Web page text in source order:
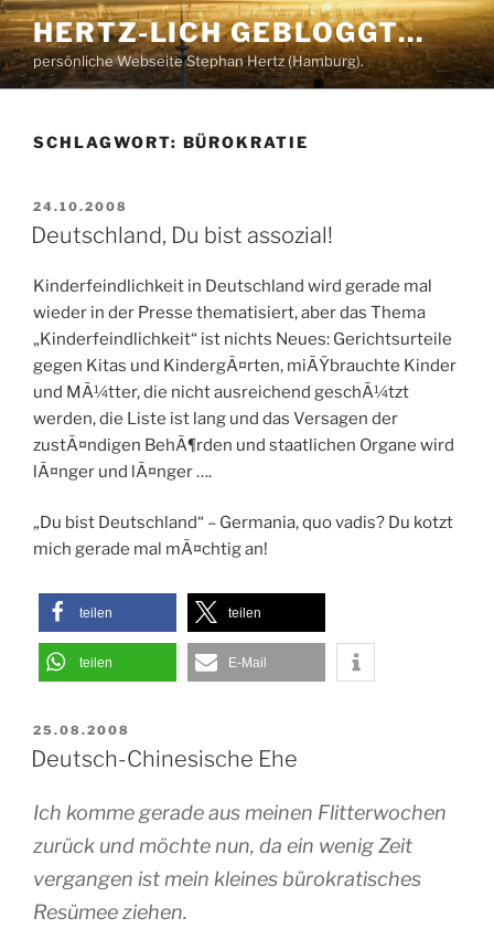
Zum
Inhalt
springen
HERTZ-LICH GEBLOGGT…
persönliche Webseite Stephan Hertz (Hamburg).
SCHLAGWORT: BÜROKRATIE
VERÖFFENTLICHT
AM
24.10.2008
Deutschland, Du bist assozial!
Kinderfeindlichkeit in Deutschland wird gerade mal
wieder in der Presse thematisiert, aber das Thema
„Kinderfeindlichkeit“ ist nichts Neues: Gerichtsurteile
gegen Kitas und KindergÃ¤rten, miÃŸbrauchte Kinder
und MÃ¼tter, die nicht ausreichend geschÃ¼tzt
werden, die Liste ist lang und das Versagen der
zustÃ¤ndigen BehÃ¶rden und staatlichen Organe wird
lÃ¤nger und lÃ¤nger ….
„Du bist Deutschland“ – Germania, quo vadis? Du kotzt
mich gerade mal mÃ¤chtig an!
teilen teilen
teilen E-Mail
VERÖFFENTLICHT
AM
25.08.2008
Deutsch-Chinesische Ehe
Ich komme gerade aus meinen Flitterwochen
zurück und möchte nun, da ein wenig Zeit
vergangen ist mein kleines bürokratisches
Resümee ziehen.